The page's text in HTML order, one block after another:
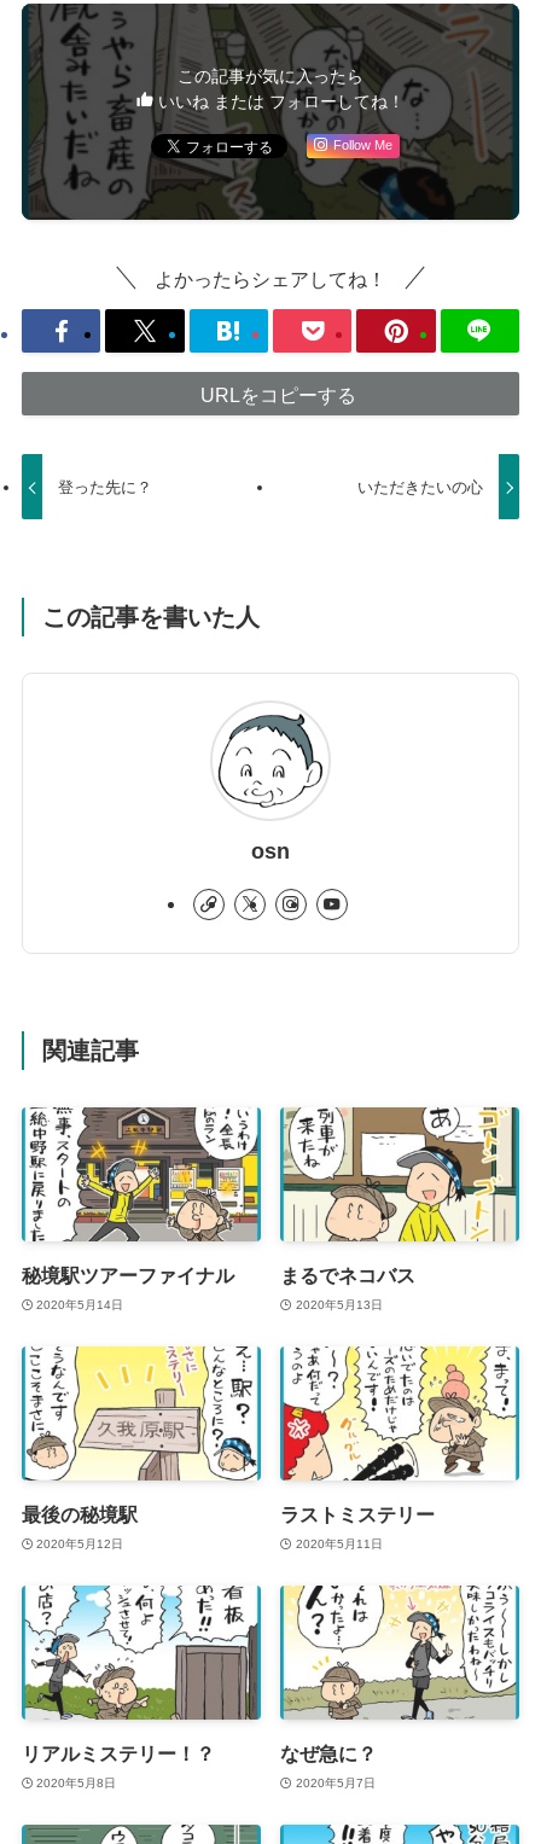
この記事が気に入ったら
いいね または フォローしてね！
Follow Me
よかったらシェアしてね！
URLをコピーする
登った先に？ いただきたいの心
この記事を書いた人
osn
関連記事
秘境駅ツアーファイナル
2020年5月14日
まるでネコバス
2020年5月13日
最後の秘境駅
2020年5月12日
ラストミステリー
2020年5月11日
リアルミステリー！？
2020年5月8日
なぜ急に？
2020年5月7日